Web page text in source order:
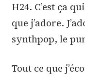
H24. C’est ça
que j’adore.
synthpop, le
Tout ce que